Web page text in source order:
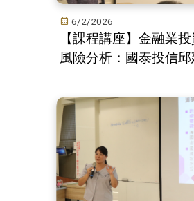
6/2/2026
【課程講座】金融業
風險分析：國泰投信邱